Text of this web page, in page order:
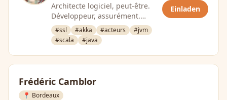
Architecte logiciel, peut-être.
Développeur, assurément.
Inclassable curieux à large
spectre, sans aucun doute. Mais
…
#ssl #akka #acteurs
#jvm
#scala
#java
Einladen
Frédéric Camblor
📍 Bordeaux